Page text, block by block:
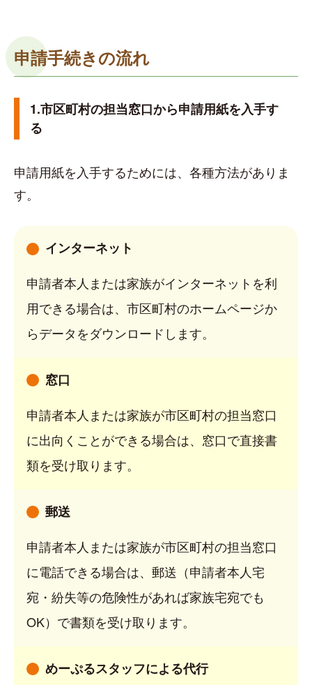
申請手続きの流れ
1.市区町村の担当窓口から申請用紙を入手す
る
申請用紙を入手するためには、各種方法がありま
す。
インターネット
申請者本人または家族がインターネットを利
用できる場合は、市区町村のホームページか
らデータをダウンロードします。
窓口
申請者本人または家族が市区町村の担当窓口
に出向くことができる場合は、窓口で直接書
類を受け取ります。
郵送
申請者本人または家族が市区町村の担当窓口
に電話できる場合は、郵送（申請者本人宅
宛・紛失等の危険性があれば家族宅宛でも
OK）で書類を受け取ります。
めーぷるスタッフによる代行